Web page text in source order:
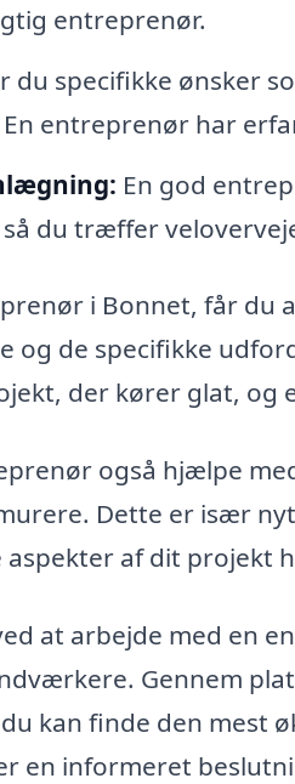
entreprenør.
du specifikke ønsker
entreprenør har
En god
du træffer
i Bonnet, får du
og de specifikke
der kører glat, og
også hjælpe
murere. Dette er især
aspekter af dit projekt
at arbejde med en
Gennem
kan finde den mest
en informeret